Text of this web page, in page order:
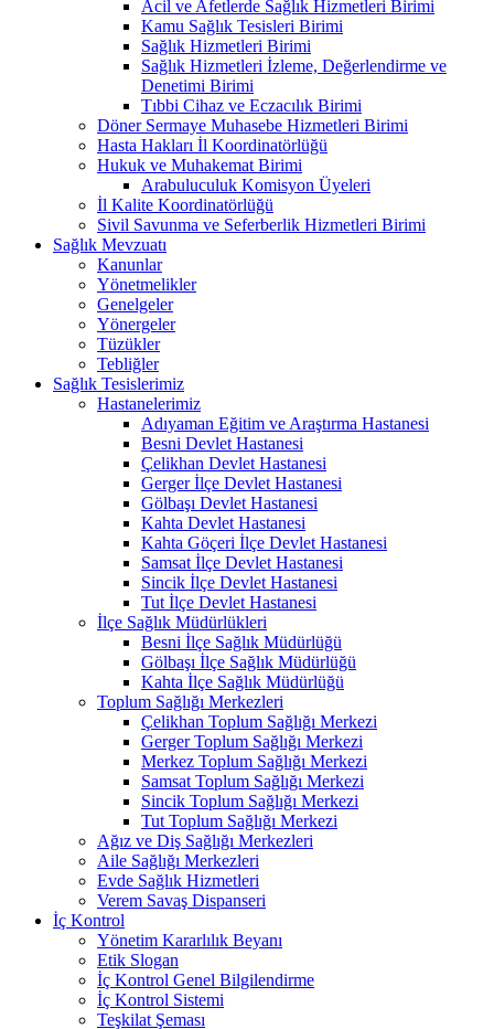
Acil ve Afetlerde Sağlık Hizmetleri Birimi
Kamu Sağlık Tesisleri Birimi
Sağlık Hizmetleri Birimi
Sağlık Hizmetleri İzleme, Değerlendirme ve
Denetimi Birimi
Tıbbi Cihaz ve Eczacılık Birimi
Döner Sermaye Muhasebe Hizmetleri Birimi
Hasta Hakları İl Koordinatörlüğü
Hukuk ve Muhakemat Birimi
Arabuluculuk Komisyon Üyeleri
İl Kalite Koordinatörlüğü
Sivil Savunma ve Seferberlik Hizmetleri Birimi
Sağlık Mevzuatı
Kanunlar
Yönetmelikler
Genelgeler
Yönergeler
Tüzükler
Tebliğler
Sağlık Tesislerimiz
Hastanelerimiz
Adıyaman Eğitim ve Araştırma Hastanesi
Besni Devlet Hastanesi
Çelikhan Devlet Hastanesi
Gerger İlçe Devlet Hastanesi
Gölbaşı Devlet Hastanesi
Kahta Devlet Hastanesi
Kahta Göçeri İlçe Devlet Hastanesi
Samsat İlçe Devlet Hastanesi
Sincik İlçe Devlet Hastanesi
Tut İlçe Devlet Hastanesi
İlçe Sağlık Müdürlükleri
Besni İlçe Sağlık Müdürlüğü
Gölbaşı İlçe Sağlık Müdürlüğü
Kahta İlçe Sağlık Müdürlüğü
Toplum Sağlığı Merkezleri
Çelikhan Toplum Sağlığı Merkezi
Gerger Toplum Sağlığı Merkezi
Merkez Toplum Sağlığı Merkezi
Samsat Toplum Sağlığı Merkezi
Sincik Toplum Sağlığı Merkezi
Tut Toplum Sağlığı Merkezi
Ağız ve Diş Sağlığı Merkezleri
Aile Sağlığı Merkezleri
Evde Sağlık Hizmetleri
Verem Savaş Dispanseri
İç Kontrol
Yönetim Kararlılık Beyanı
Etik Slogan
İç Kontrol Genel Bilgilendirme
İç Kontrol Sistemi
Teşkilat Şeması